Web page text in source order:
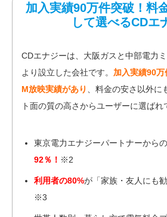
加入実績90万件突破！料
して選べるCDエ
CDエナジーは、大阪ガスと中部電力
より設立した会社です。 加入実績90
M放映実績があり
、料金の安さ以外
ト面の質の高さからユーザーに選ばれ
東京電力エナジーパートナーから
92％！ ※2
利用者の80%が「家族・友人にも
※3